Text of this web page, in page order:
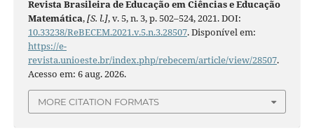
Revista Brasileira de Educação em Ciências e Educação
Matemática,[S. l.], v. 5, n. 3, p. 502–524, 2021. DOI:
10.33238/ReBECEM.2021.v.5.n.3.28507. Disponível em:
https://e-
revista.unioeste.br/index.php/rebecem/article/view/28507.
Acesso em: 6 aug. 2026.
MORE CITATION FORMATS